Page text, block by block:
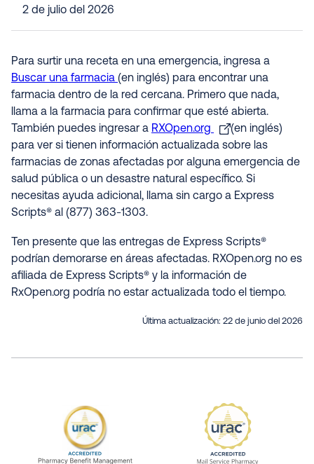
2 de julio del 2026
Para surtir una receta en una emergencia, ingresa a
Buscar una farmacia (en inglés) para encontrar una
farmacia dentro de la red cercana. Primero que nada,
llama a la farmacia para confirmar que esté abierta.
También puedes ingresar a RXOpen.org
(en inglés)
para ver si tienen información actualizada sobre las
farmacias de zonas afectadas por alguna emergencia de
salud pública o un desastre natural específico. Si
necesitas ayuda adicional, llama sin cargo a Express
Scripts® al (877) 363-1303.
Ten presente que las entregas de Express Scripts®
podrían demorarse en áreas afectadas. RXOpen.org no es
afiliada de Express Scripts® y la información de
RxOpen.org podría no estar actualizada todo el tiempo.
Última actualización: 22 de junio del 2026